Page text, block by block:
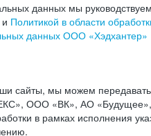
данных мы
Политикой в области
данных ООО «Хэдхантер»
сайты, мы можем
ООО «ВК», АО
в рамках исполнения